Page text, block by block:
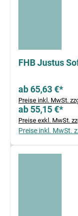
FHB Justus
ab 65,63 €*
Preise inkl. MwSt.
ab 55,15 €*
Preise exkl. MwSt.
Preise inkl. MwSt.